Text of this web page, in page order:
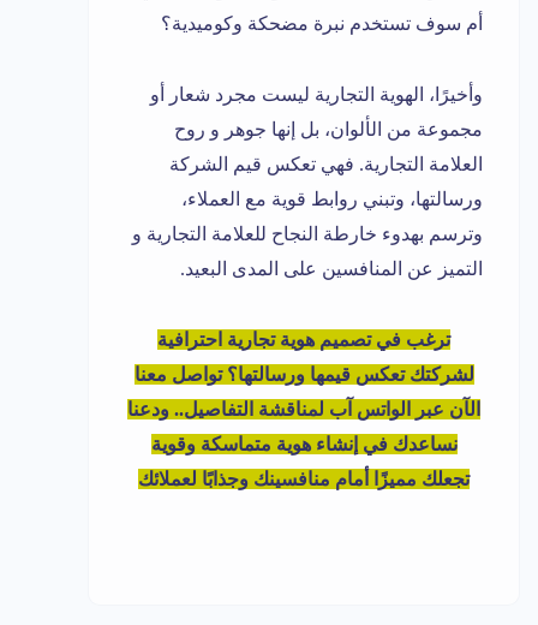
أم سوف تستخدم نبرة مضحكة وكوميدية؟
وأخيرًا، الهوية التجارية ليست مجرد شعار أو
مجموعة من الألوان، بل إنها جوهر و روح
العلامة التجارية. فهي تعكس قيم الشركة
ورسالتها، وتبني روابط قوية مع العملاء،
وترسم بهدوء خارطة النجاح للعلامة التجارية و
التميز عن المنافسين على المدى البعيد.
ترغب في تصميم هوية تجارية احترافية
لشركتك تعكس قيمها ورسالتها؟ تواصل معنا
الآن عبر الواتس آب لمناقشة التفاصيل.. ودعنا
نساعدك في إنشاء هوية متماسكة وقوية
تجعلك مميزًا أمام منافسينك وجذابًا لعملائك